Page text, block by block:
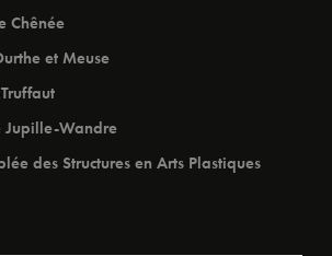
Chênée
et Meuse
Jupille-Wandre
des Structures en Arts Plastiques